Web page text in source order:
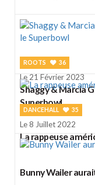
ROOTS 36
Le 21 Février 2023
Shaggy & Marcia
Superbowl
DANCEHALL 35
Le 8 Juillet 2022
La rappeuse
Bunny Wailer